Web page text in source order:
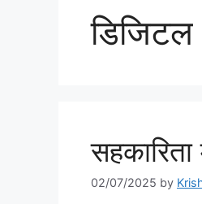
डिजिटल
02/07/2025 by